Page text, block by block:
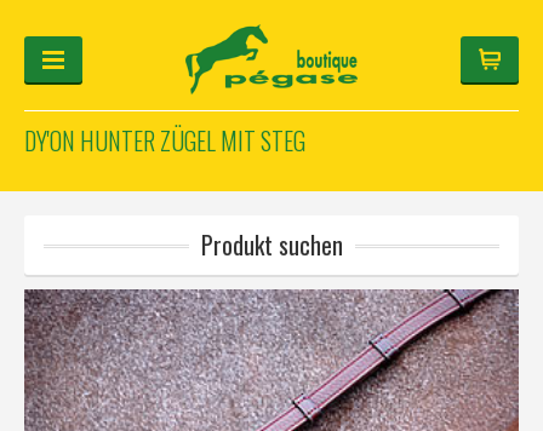
FÜR DEN REITER
HELM-KONFIGURATOR
GESCHENKARTIKEL
Français
Deutsch
English
DY'ON HUNTER ZÜGEL MIT STEG
Produkt suchen
Hersteller